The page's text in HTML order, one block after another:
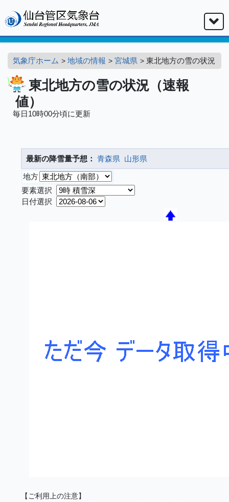
気象庁ホーム 地域の情報 宮城県 東北地方の雪の状況
東北地方の雪の状況（速報
値）
毎日10時00分頃に更新
最新の降雪量予想： 青森県 山形県
地方
要素選択
日付選択
【ご利用上の注意】